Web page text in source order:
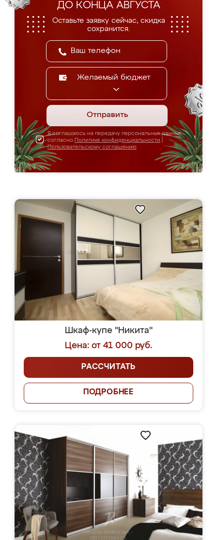
ДО КОНЦА АВГУСТА
Оставьте заявку сейчас, скидка
сохранится.
Желаемый бюджет
Отправить
Я соглашаюсь на передачу персональных данных
согласно Политике конфиденциальности
Пользовательскому соглашению
Шкаф-купе "Никита"
Цена: от 41 000 руб.
РАССЧИТАТЬ
ПОДРОБНЕЕ